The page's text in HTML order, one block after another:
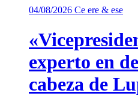
04/08/2026 Ce ere & ese
experto en
cabeza de